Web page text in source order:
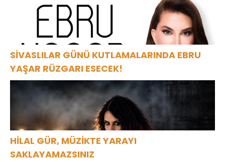
SİVASLILAR GÜNÜ KUTLAMALARINDA EBRU
YAŞAR RÜZGARI ESECEK!
HİLAL GÜR, MÜZİKTE YARAYI
SAKLAYAMAZSINIZ